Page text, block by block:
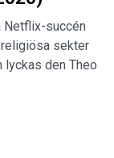
Netflix-succén
religiösa sekter
lyckas den Theo